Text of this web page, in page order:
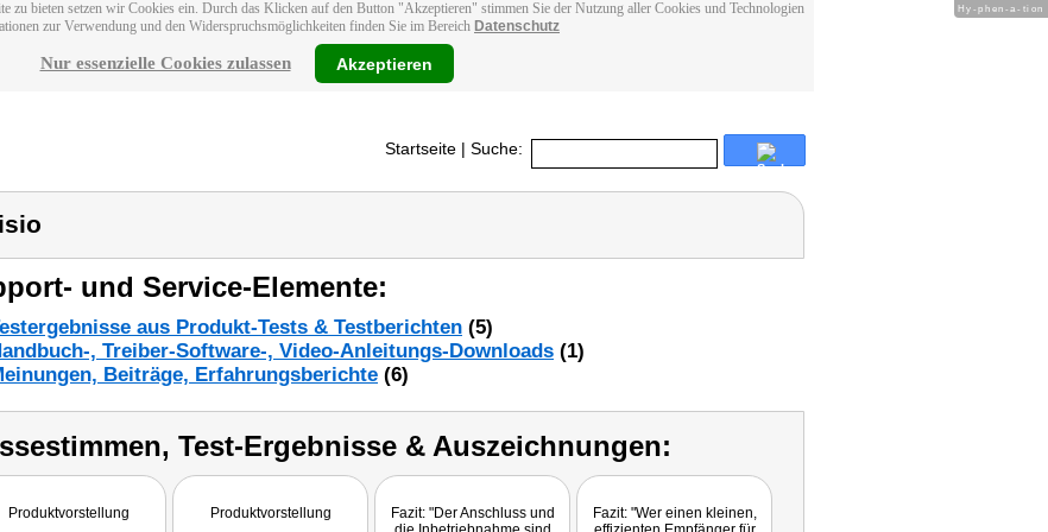
zu bieten setzen wir Cookies ein. Durch das Klicken auf den Button "Akzeptieren" stimmen Sie der Nutzung aller Cookies und Technologien
zur Verwendung und den Widerspruchsmöglichkeiten finden Sie im Bereich Datenschutz
Nur essenzielle Cookies zulassen Akzeptieren
Startseite | Suche:
und Service-Elemente:
aus Produkt-Tests & Testberichten (5)
, Treiber-Software-, Video-Anleitungs-Downloads (1)
Beiträge, Erfahrungsberichte (6)
Test-Ergebnisse & Auszeichnungen:
Produktvorstellung Produktvorstellung
Fazit: "Der Anschluss und
Fazit: "Wer einen kleinen,
Hy-phen-a-tion